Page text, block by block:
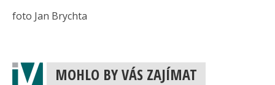
foto Jan Brychta
MOHLO BY VÁS ZAJÍMAT